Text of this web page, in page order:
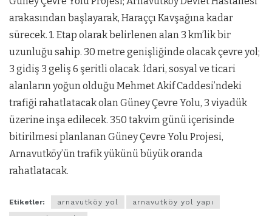
arakasından başlayarak, Haraççı Kavşağına kadar
sürecek. 1. Etap olarak belirlenen alan 3 km’lik bir
uzunluğu sahip. 30 metre genişliğinde olacak çevre yol;
3 gidiş 3 geliş 6 şeritli olacak. İdari, sosyal ve ticari
alanların yoğun olduğu Mehmet Akif Caddesi’ndeki
trafiği rahatlatacak olan Güney Çevre Yolu, 3 viyadük
üzerine inşa edilecek. 350 takvim günü içerisinde
bitirilmesi planlanan Güney Çevre Yolu Projesi,
Arnavutköy’ün trafik yükünü büyük oranda
rahatlatacak.
Etiketler: arnavutköy yol
arnavutköy yol yapı